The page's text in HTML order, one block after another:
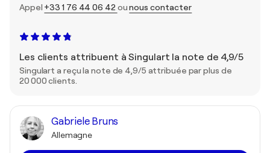
Appel +33 1 76 44 06 42 ounous contacter
Les clients attribuent à Singulart la note de 4,9/5
Singulart a reçu la note de 4,9/5 attribuée par plus de
20 000 clients.
Gabriele Bruns
Allemagne